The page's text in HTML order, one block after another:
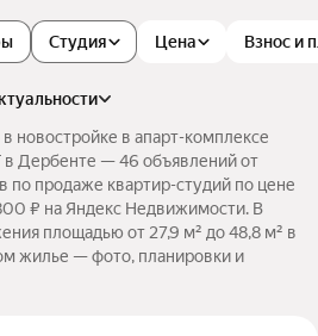
Цена Взнос и
Студия
новостройке в апарт-комплексе
в Дербенте — 46 объявлений от
по продаже квартир-студий по цене
₽ на Яндекс Недвижимости. В
площадью от 27,9 м² до 48,8 м² в
жилье — фото, планировки и